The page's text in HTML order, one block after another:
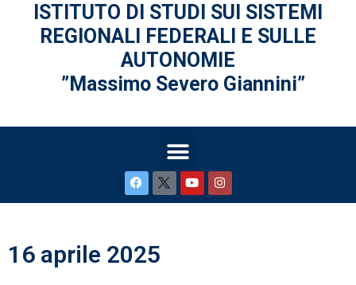
ISTITUTO DI STUDI SUI SISTEMI
REGIONALI FEDERALI
E SULLE
AUTONOMIE
”Massimo Severo Giannini”
16 aprile 2025